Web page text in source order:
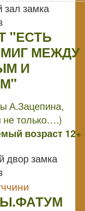
зал замка
"ЕСТЬ
МЕЖДУ
И
А.Зацепина,
не только….)
возраст 12+
двор замка